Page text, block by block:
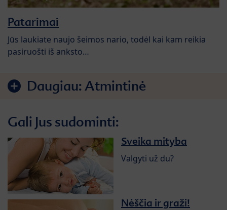
Patarimai
Jūs laukiate naujo šeimos nario, todėl kai kam reikia
pasiruošti iš anksto…
Daugiau:Atmintinė
Gali Jus sudominti:
Sveika mityba
Valgyti už du?
Nėščia ir graži!